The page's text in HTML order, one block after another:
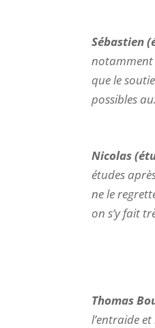
Sébastien
notamment
que le
possibles
Nicolas
études
ne le
on s’y fait
Thomas
l’entraide